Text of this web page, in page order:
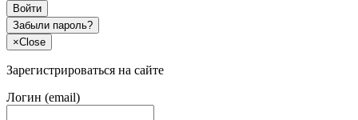
Войти
Забыли пароль?
×Close
Зарегистрироваться на сайте
Логин (email)